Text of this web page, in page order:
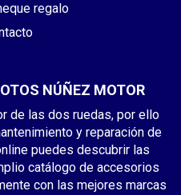
NÚÑEZ MOTOR
de las dos ruedas, por ello
y reparación de
puedes descubrir las
catálogo de accesorios
con las mejores marcas
regalo